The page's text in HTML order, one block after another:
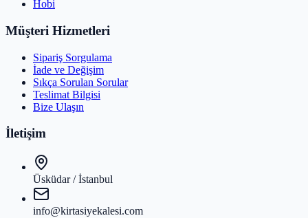
Hobi
Müşteri Hizmetleri
Sipariş Sorgulama
İade ve Değişim
Sıkça Sorulan Sorular
Teslimat Bilgisi
Bize Ulaşın
İletişim
Üsküdar / İstanbul
info@kirtasiyekalesi.com